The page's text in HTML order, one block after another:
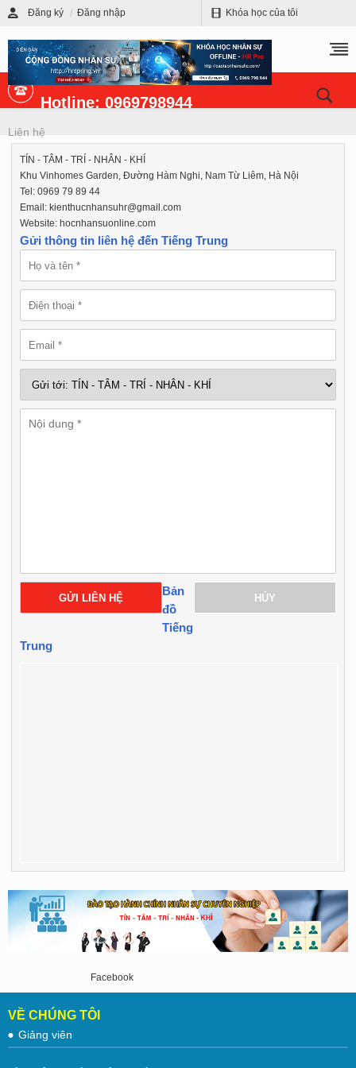
Đăng ký Đăng nhập Khóa học của tôi
Hotline: 0969798944
Liên hệ
TÍN - TÂM - TRÍ - NHÂN - KHÍ
Khu Vinhomes Garden, Đường Hàm Nghi, Nam Từ Liêm, Hà Nội
Tel: 0969 79 89 44
Email: kienthucnhansuhr@gmail.com
Website: hocnhansuonline.com
Gửi thông tin liên hệ đến Tiếng Trung
GỬI LIÊN HỆ HỦY
Bản
đồ
Tiếng
Trung
Facebook
VỀ CHÚNG TÔI
Giảng viên